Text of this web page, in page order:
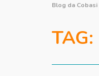
Blog da Cobasi
TAG: